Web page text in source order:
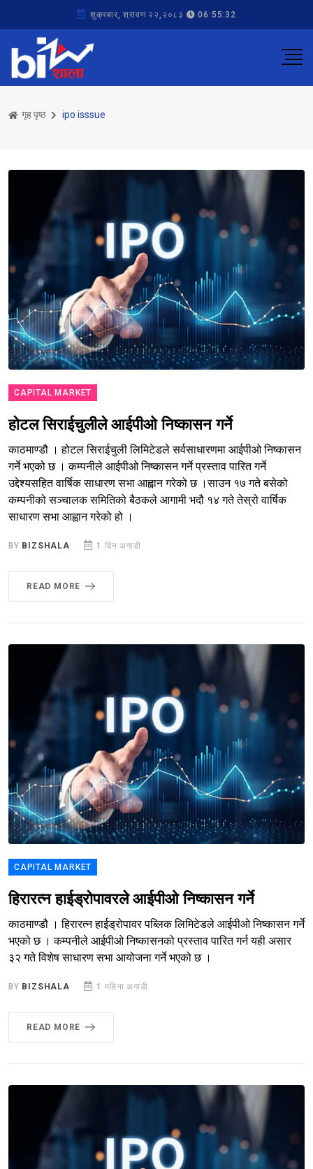
शुक्रबार, श्रावण २२,२०८३ 06:55:32
गृह पृष्ठ ipo isssue
CAPITAL MARKET
होटल सिराईचुलीले आईपीओ निष्कासन गर्ने
काठमाण्डौ । होटल सिराईचुली लिमिटेडले सर्वसाधारणमा आईपीओ निष्कासन
गर्ने भएको छ । कम्पनीले आईपीओ निष्कासन गर्ने प्रस्ताव पारित गर्ने
उद्देश्यसहित वार्षिक साधारण सभा आह्वान गरेको छ ।साउन १७ गते बसेको
कम्पनीको सञ्चालक समितिको बैठकले आगामी भदौ १४ गते तेस्रो वार्षिक
साधारण सभा आह्वान गरेको हो ।
BY BIZSHALA 1 दिन अगाडी
READ MORE
CAPITAL MARKET
हिरारत्न हाईड्रोपावरले आईपीओ निष्कासन गर्ने
काठमाण्डौ । हिरारत्न हाईड्रोपावर पब्लिक लिमिटेडले आईपीओ निष्कासन गर्ने
भएको छ । कम्पनीले आईपीओ निष्कासनको प्रस्ताव पारित गर्न यही असार
३२ गते विशेष साधारण सभा आयोजना गर्ने भएको छ ।
BY BIZSHALA 1 महिना अगाडी
READ MORE